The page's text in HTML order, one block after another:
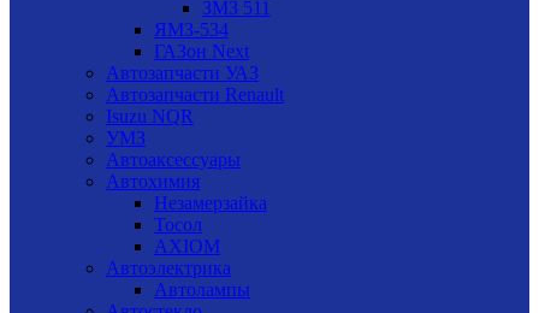
ЗМЗ 511
ЯМЗ-534
ГАЗон Next
Автозапчасти УАЗ
Автозапчасти Renault
Isuzu NQR
УМЗ
Автоаксессуары
Автохимия
Незамерзайка
Тосол
AXIOM
Автоэлектрика
Автолампы